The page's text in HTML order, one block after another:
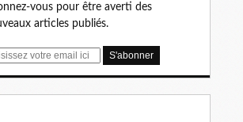
vous pour être averti des
articles publiés.